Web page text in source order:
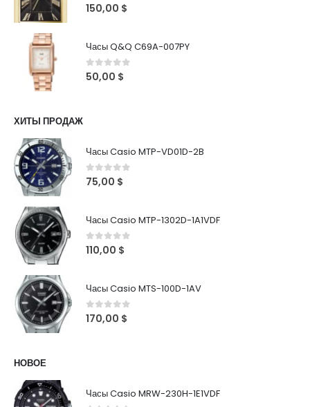
0out of 5
150,00 $
Часы Q&Q C69A-007PY
0out of 5
50,00 $
ХИТЫ ПРОДАЖ
Часы Casio MTP-VD01D-2B
0out of 5
75,00 $
Часы Casio MTP-1302D-1A1VDF
0out of 5
110,00 $
Часы Casio MTS-100D-1AV
0out of 5
170,00 $
НОВОЕ
Часы Casio MRW-230H-1E1VDF